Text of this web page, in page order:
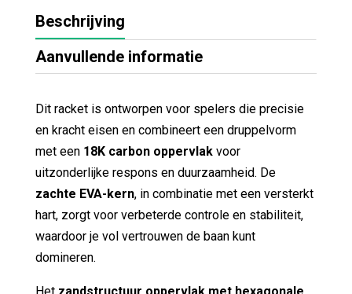
Beschrijving
Aanvullende informatie
Dit racket is ontworpen voor spelers die precisie
en kracht eisen en combineert een druppelvorm
met een 18K carbon oppervlakvoor
uitzonderlijke respons en duurzaamheid. De
zachte EVA-kern, in combinatie met een versterkt
hart, zorgt voor verbeterde controle en stabiliteit,
waardoor je vol vertrouwen de baan kunt
domineren.
Hetzandstructuur oppervlak met hexagonale